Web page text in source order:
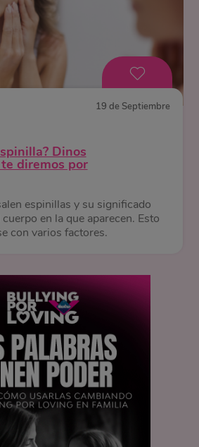
19 de Septiembre
Dinos
diremos por
espinillas y su significado
en la que aparecen. Esto
con varios factores.